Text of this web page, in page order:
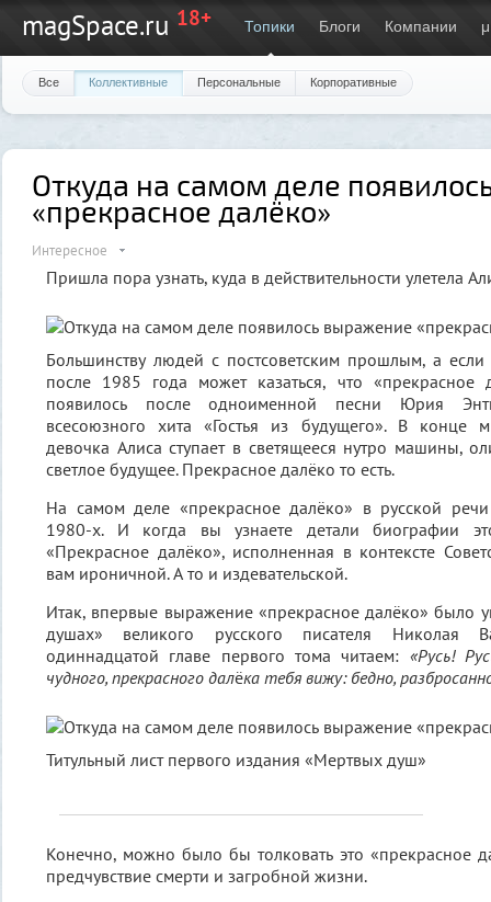
magSpace.ru 18+ Топики Блоги Компании μ
Все Коллективные Персональные Корпоративные
Откуда на самом деле
«прекрасное далёко»
Интересное
Пришла пора узнать, куда в действительности улетела
Большинству людей с постсоветским прошлым, а
после 1985 года может казаться, что
появилось после одноименной песни Юрия
всесоюзного хита «Гостья из будущего». В конце
девочка Алиса ступает в светящееся нутро машины,
светлое будущее. Прекрасное далёко то есть.
На самом деле «прекрасное далёко» в русской
1980-х. И когда вы узнаете детали биографии
«Прекрасное далёко», исполненная в контексте
вам ироничной. А то и издевательской.
Итак, впервые выражение «прекрасное далёко» было
душах» великого русского писателя Николая
одиннадцатой главе первого тома читаем: «Русь!
чудного, прекрасного далёка тебя вижу: бедно,
Титульный лист первого издания «Мертвых душ»
Конечно, можно было бы толковать это «прекрасное
предчувствие смерти и загробной жизни.